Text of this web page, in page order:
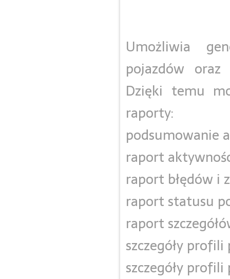
Umożliwia
pojazdów oraz
Dzięki temu
raporty:
podsumowanie
raport
raport błędów i
raport statusu
raport
szczegóły
szczegóły